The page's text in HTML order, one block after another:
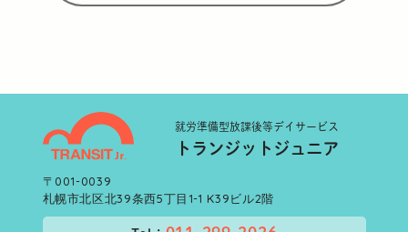
就労準備型放課後等デイサービス
トランジットジュニア
〒001-0039
札幌市北区北39条西5丁目1-1 K39ビル2階